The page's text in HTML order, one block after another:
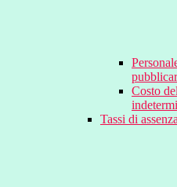
Costo
Tassi di assenza